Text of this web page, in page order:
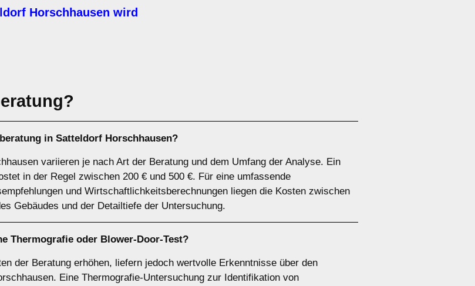
Horschhausen wird
in Satteldorf Horschhausen?
variieren je nach Art der Beratung und dem Umfang der Analyse. Ein
in der Regel zwischen 200 € und 500 €. Für eine umfassende
und Wirtschaftlichkeitsberechnungen liegen die Kosten zwischen
Gebäudes und der Detailtiefe der Untersuchung.
Thermografie oder Blower-Door-Test?
der Beratung erhöhen, liefern jedoch wertvolle Erkenntnisse über den
Eine Thermografie-Untersuchung zur Identifikation von